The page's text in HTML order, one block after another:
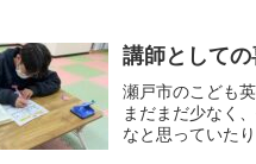
講師として
瀬戸市のこども
まだまだ少なく
なと思っていた